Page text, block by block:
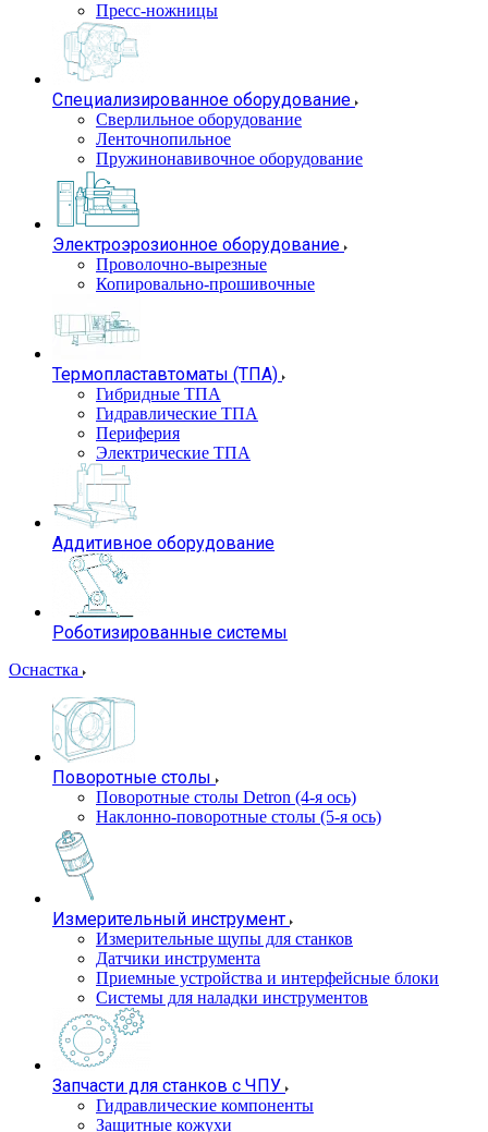
Пресс-ножницы
Специализированное оборудование
Сверлильное оборудование
Ленточнопильное
Пружинонавивочное оборудование
Электроэрозионное оборудование
Проволочно-вырезные
Копировально-прошивочные
Термопластавтоматы (ТПА)
Гибридные ТПА
Гидравлические ТПА
Периферия
Электрические ТПА
Аддитивное оборудование
Роботизированные системы
Оснастка
Поворотные столы
Поворотные столы Detron (4-я ось)
Наклонно-поворотные столы (5-я ось)
Измерительный инструмент
Измерительные щупы для станков
Датчики инструмента
Приемные устройства и интерфейсные блоки
Системы для наладки инструментов
Запчасти для станков с ЧПУ
Гидравлические компоненты
Защитные кожухи